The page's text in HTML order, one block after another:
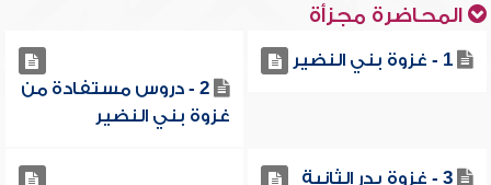
المحاضرة مجزأة
1 - غزوة بني النضير
2 - دروس مستفادة من
غزوة بني النضير
3 - غزوة بدر الثانية